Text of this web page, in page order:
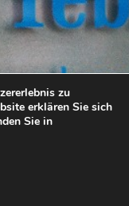
zu
erklären Sie sich
Sie in